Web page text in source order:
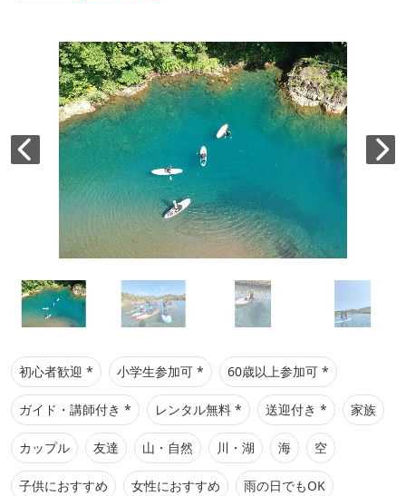
初心者歓迎 * 小学生参加可 * 60歳以上参加可 *
ガイド・講師付き * レンタル無料 * 送迎付き * 家族
カップル 友達 山・自然 川・湖 海 空
子供におすすめ 女性におすすめ 雨の日でもOK